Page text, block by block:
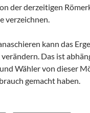
der derzeitigen
verzeichnen.
kann das
Das ist
Wähler von dieser
gemacht haben.